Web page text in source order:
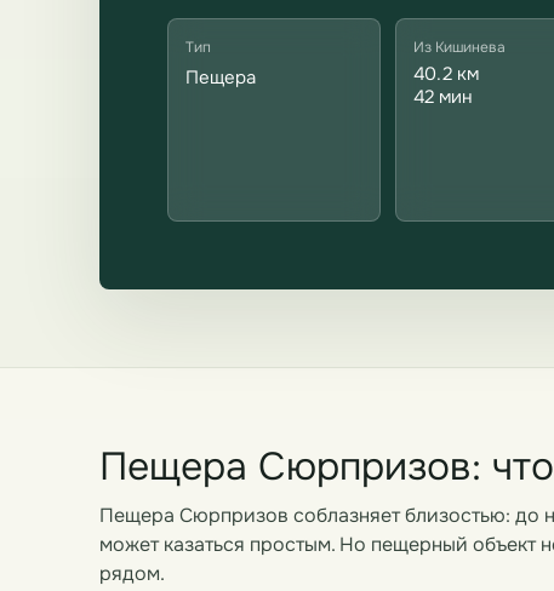
Тип
Пещера
Из Кишинева
40.2 км
42 мин
Пещера Сюрпризов:
Пещера Сюрпризов соблазняет близостью: до
может казаться простым. Но пещерный объект
рядом.